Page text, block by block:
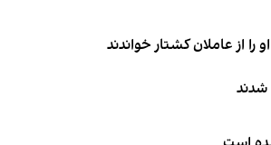
را از عاملان کشتار خواندند